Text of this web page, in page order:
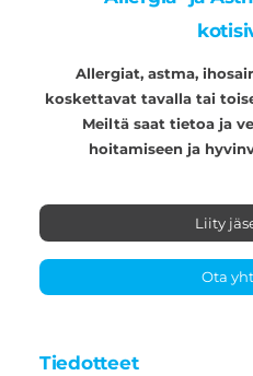
Allergiat, astma,
koskettavat tavalla tai
Meiltä saat tietoa ja
hoitamiseen ja
Liity
Ota
Tiedotteet